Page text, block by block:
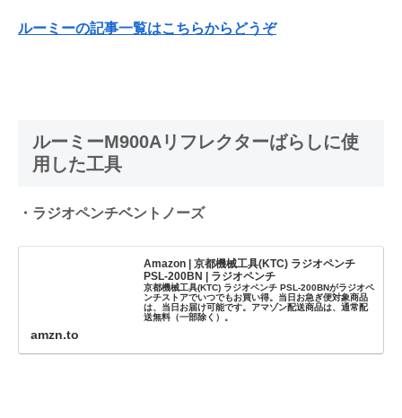
ルーミーの記事一覧はこちらからどうぞ
ルーミーM900Aリフレクターばらしに使
用した工具
・ラジオペンチベントノーズ
Amazon | 京都機械工具(KTC) ラジオペンチ
PSL-200BN | ラジオペンチ
京都機械工具(KTC) ラジオペンチ PSL-200BNがラジオペ
ンチストアでいつでもお買い得。当日お急ぎ便対象商品
は、当日お届け可能です。アマゾン配送商品は、通常配
送無料（一部除く）。
amzn.to